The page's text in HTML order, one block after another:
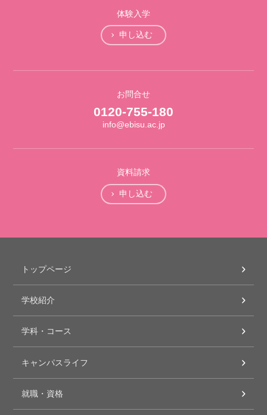
体験入学
申し込む
お問合せ
0120-755-180
info@ebisu.ac.jp
資料請求
申し込む
トップページ
学校紹介
学科・コース
キャンパスライフ
就職・資格